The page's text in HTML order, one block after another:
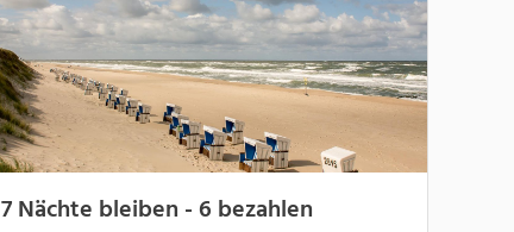
7 Nächte bleiben - 6 bezahlen